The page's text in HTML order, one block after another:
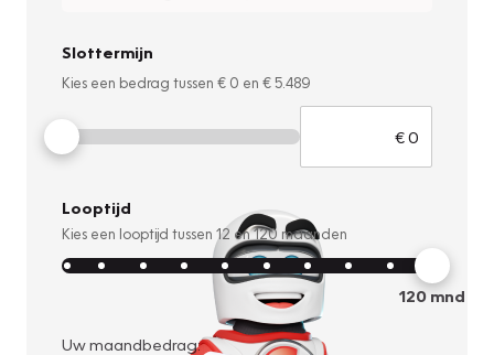
Slottermijn
Kies een bedrag tussen € 0 en € 5.489
Looptijd
Kies een looptijd tussen 12 en120 maanden
120mnd
Uw maandbedrag: